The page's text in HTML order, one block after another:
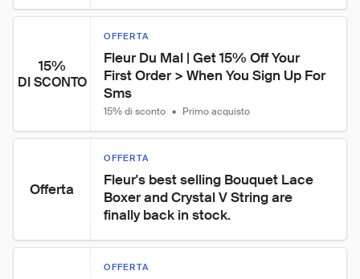
15%
DI SCONTO
OFFERTA
Fleur Du Mal | Get 15% Off Your
First Order > When You Sign Up For
Sms
15% di sconto • Primo acquisto
Offerta
OFFERTA
Fleur's best selling Bouquet Lace
Boxer and Crystal V String are
finally back in stock.
OFFERTA